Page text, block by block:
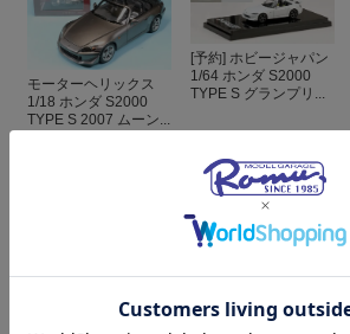
モーターヘリックス
1/18 ホンダ S2000
TYPE S 2007 ムーン...
[予約] ホビージャパン
1/64 ホンダ S2000
TYPE S グランプリ...
[予約] ワークスモデル
ダ S2000 GT1 ター...
[予約] ホビージャパン
1/43 ホンダ インサイ
ト ダイヤモンドダス...